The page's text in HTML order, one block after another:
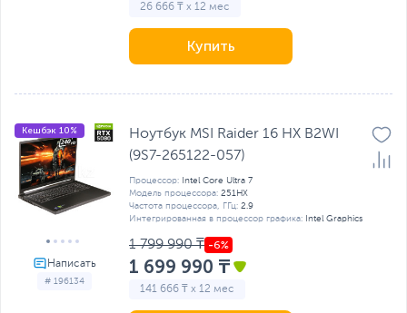
26 666 ₸ x 12 мес
Купить
# 196134
Кешбэк 10%
Ноутбук MSI Raider 16 HX B2WI
(9S7-265122-057)
Процессор: Intel Core Ultra 7
Модель процессора: 251HX
Частота процессора, ГГц: 2.9
Интегрированная в процессор графика: Intel Graphics
1 799 990 ₸
1 699 990 ₸
141 666 ₸ x 12 мес